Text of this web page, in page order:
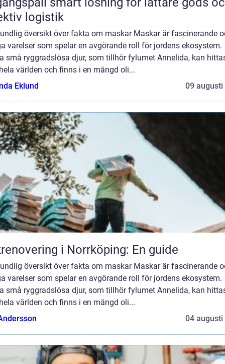
logistik
översikt över fakta om maskar Maskar är fascinerande
varelser som spelar en avgörande roll för jordens ekosystem.
små ryggradslösa djur, som tillhör fylumet Annelida, kan
världen och finns i en mängd oli...
Eklund
09 augusti
i Norrköping: En guide
översikt över fakta om maskar Maskar är fascinerande
varelser som spelar en avgörande roll för jordens ekosystem.
små ryggradslösa djur, som tillhör fylumet Annelida, kan
världen och finns i en mängd oli...
04 augusti